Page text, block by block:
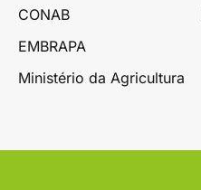
CONAB
EMBRAPA
Ministério da Agricultura